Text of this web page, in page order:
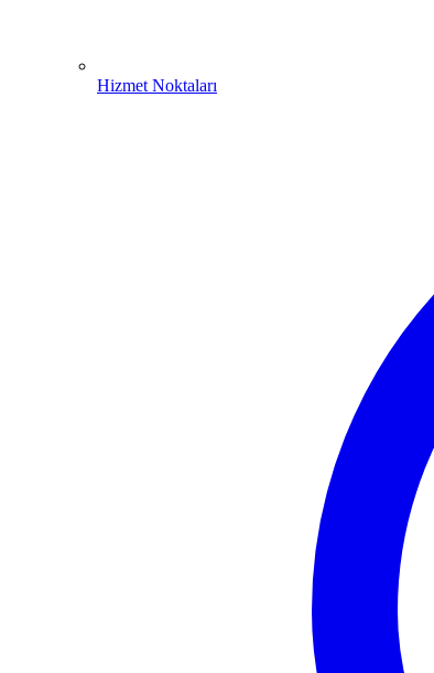
Hizmet Noktaları